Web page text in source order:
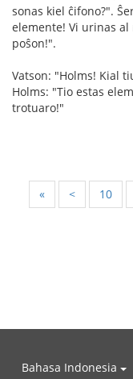
sonas kiel ĉifono?".
elemente! Vi urinas
poŝon!".
Vatson: "Holms! Kial
Holms: "Tio estas
trotuaro!"
« < 10
Bahasa Indonesia